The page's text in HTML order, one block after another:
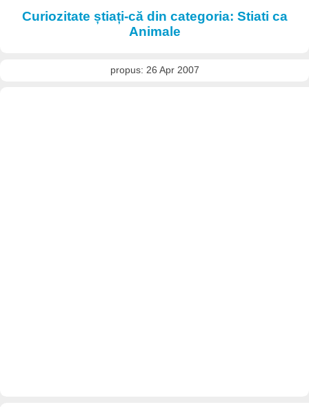
Curiozitate știați-că din categoria: Stiati ca
Animale
propus: 26 Apr 2007